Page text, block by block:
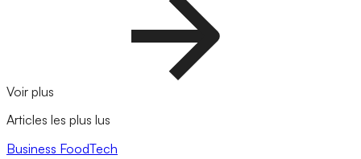
Voir plus
Articles les plus lus
Business FoodTech